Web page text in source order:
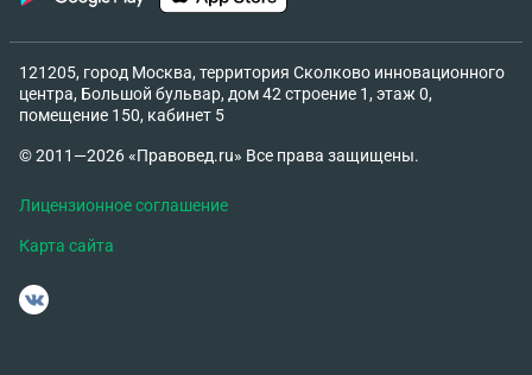
121205, город Москва, территория Сколково инновационного
центра, Большой бульвар, дом 42 строение 1, этаж 0,
помещение 150, кабинет 5
© 2011—2026 «Правовед.ru» Все права защищены.
Лицензионное соглашение
Карта сайта